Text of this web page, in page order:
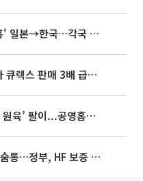
태풍 '돌핀' 중국 상륙, '찬홈' 일본→한국…각국 기상청 예상 경로는?
대신證 “알테오젠, 키트루다 큐렉스 판매 3배 급증…목표가 41만원 상향”
...공영홈쇼핑 표기·검증 구멍
재건축·재개발 이주비 대출 숨통…정부, HF 보증 신설 추진